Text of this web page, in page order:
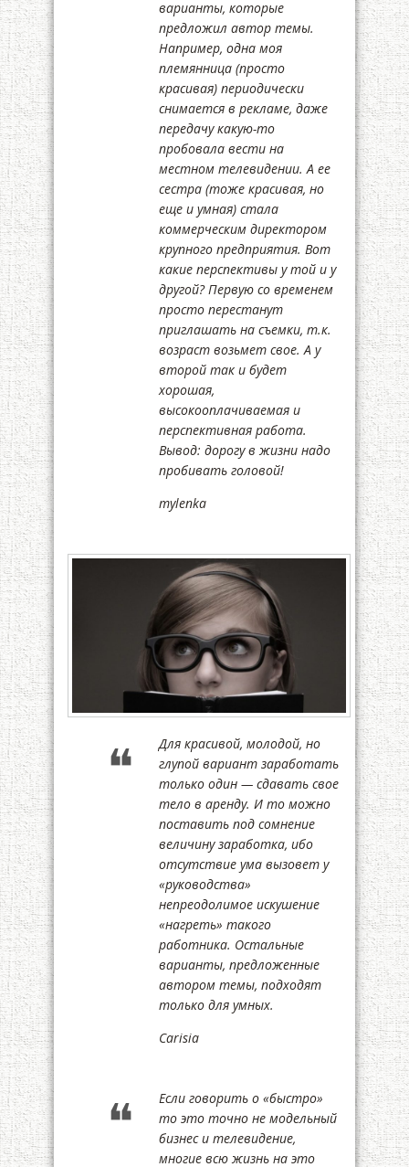
варианты, которые
предложил автор темы.
Например, одна моя
племянница (просто
красивая) периодически
снимается в рекламе, даже
передачу какую-то
пробовала вести на
местном телевидении. А ее
сестра (тоже красивая, но
еще и умная) стала
коммерческим директором
крупного предприятия. Вот
какие перспективы у той и у
другой? Первую со временем
просто перестанут
приглашать на съемки, т.к.
возраст возьмет свое. А у
второй так и будет
хорошая,
высокооплачиваемая и
перспективная работа.
Вывод: дорогу в жизни надо
пробивать головой!
mylenka
Для красивой, молодой, но
глупой вариант заработать
только один — сдавать свое
тело в аренду. И то можно
поставить под сомнение
величину заработка, ибо
отсутствие ума вызовет у
«руководства»
непреодолимое искушение
«нагреть» такого
работника. Остальные
варианты, предложенные
автором темы, подходят
только для умных.
Carisia
Если говорить о «быстро»
то это точно не модельный
бизнес и телевидение,
многие всю жизнь на это